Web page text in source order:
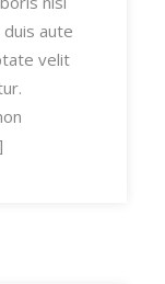
aute
velit